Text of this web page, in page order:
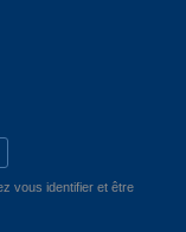
vous identifier et être